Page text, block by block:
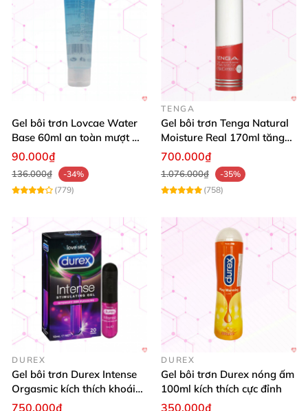
Gel bôi trơn Lovcae Water
Base 60ml an toàn mượt mà
kích thích
90.000₫
136.000₫
-34%
(779)
TENGA
Gel bôi trơn Tenga Natural
Moisture Real 170ml tăng
cảm xúc an toàn
700.000₫
1.076.000₫
-35%
(758)
DUREX
Gel bôi trơn Durex Intense
Orgasmic kích thích khoái
cảm nữ chính hãng
750.000₫
DUREX
Gel bôi trơn Durex nóng ấm
100ml kích thích cực đỉnh
350.000₫